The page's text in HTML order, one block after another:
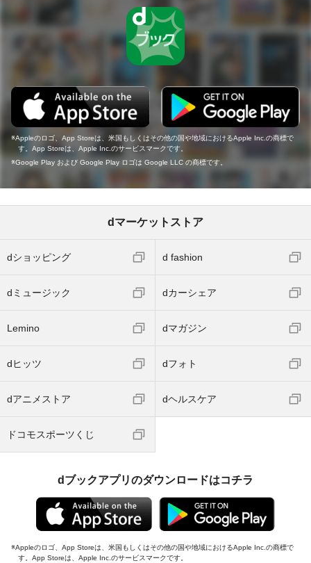
Appleのロゴ、App Storeは、米国もしくはその他の国や地域におけるApple Inc.の商標で
す。App Storeは、Apple Inc.のサービスマークです。
Google Play および Google Play ロゴは Google LLC の商標です。
dマーケットストア
dショッピング d fashion
dミュージック dカーシェア
Lemino dマガジン
dヒッツ dフォト
dアニメストア dヘルスケア
ドコモスポーツくじ
dブックアプリのダウンロードはコチラ
Appleのロゴ、App Storeは、米国もしくはその他の国や地域におけるApple Inc.の商標で
す。App Storeは、Apple Inc.のサービスマークです。